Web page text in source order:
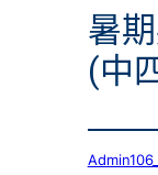
學校
暑
(中